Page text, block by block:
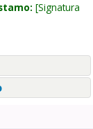
Signatura